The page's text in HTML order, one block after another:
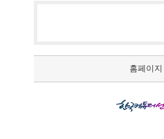
홈페이지